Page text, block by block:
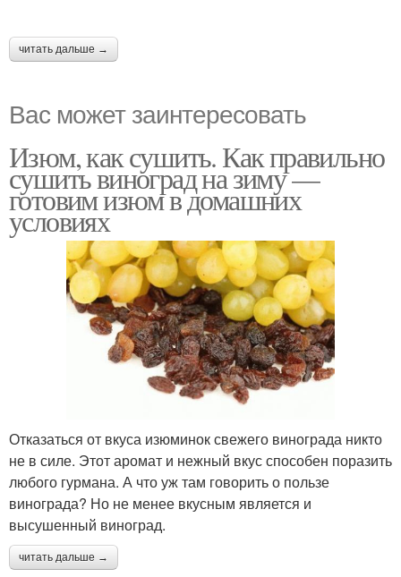
читать дальше →
Вас может заинтересовать
Изюм, как сушить. Как правильно
сушить виноград на зиму —
готовим изюм в домашних
условиях
Отказаться от вкуса изюминок свежего винограда никто
не в силе. Этот аромат и нежный вкус способен поразить
любого гурмана. А что уж там говорить о пользе
винограда? Но не менее вкусным является и
высушенный виноград.
читать дальше →